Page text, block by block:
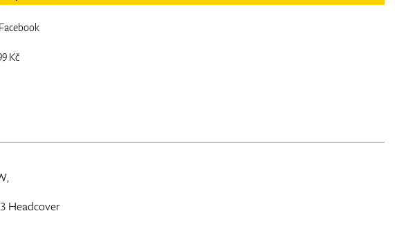
Facebook
Kč
Headcover